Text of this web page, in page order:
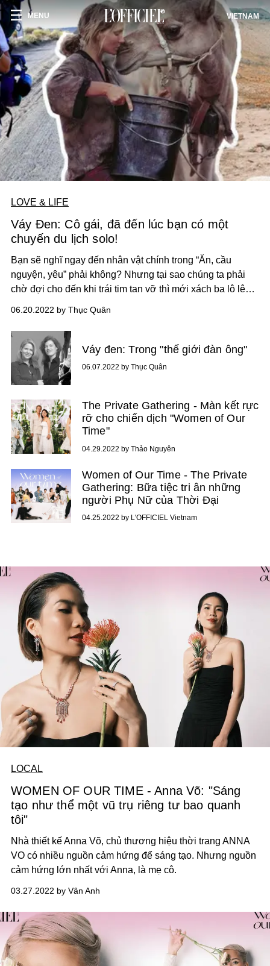
MENU VIETNAM
LOVE & LIFE
Váy Đen: Cô gái, đã đến lúc bạn có một
chuyến du lịch solo!
Bạn sẽ nghĩ ngay đến nhân vật chính trong “Ăn, cầu
nguyện, yêu” phải không? Nhưng tại sao chúng ta phải
chờ đợi cho đến khi trái tim tan vỡ thì mới xách ba lô lên
06.20.2022 by Thục Quân
Váy đen: Trong "thế giới đàn ông"
06.07.2022 by Thục Quân
The Private Gathering - Màn kết rực
rỡ cho chiến dịch "Women of Our
Time"
04.29.2022 by Thảo Nguyên
Women of Our Time - The Private
Gathering: Bữa tiệc tri ân những
người Phụ Nữ của Thời Đại
04.25.2022 by L'OFFICIEL Vietnam
LOCAL
WOMEN OF OUR TIME - Anna Võ: "Sáng
tạo như thể một vũ trụ riêng tư bao quanh
tôi"
Nhà thiết kế Anna Võ, chủ thương hiệu thời trang ANNA
VO có nhiều nguồn cảm hứng để sáng tạo. Nhưng nguồn
cảm hứng lớn nhất với Anna, là mẹ cô.
03.27.2022 by Vân Anh